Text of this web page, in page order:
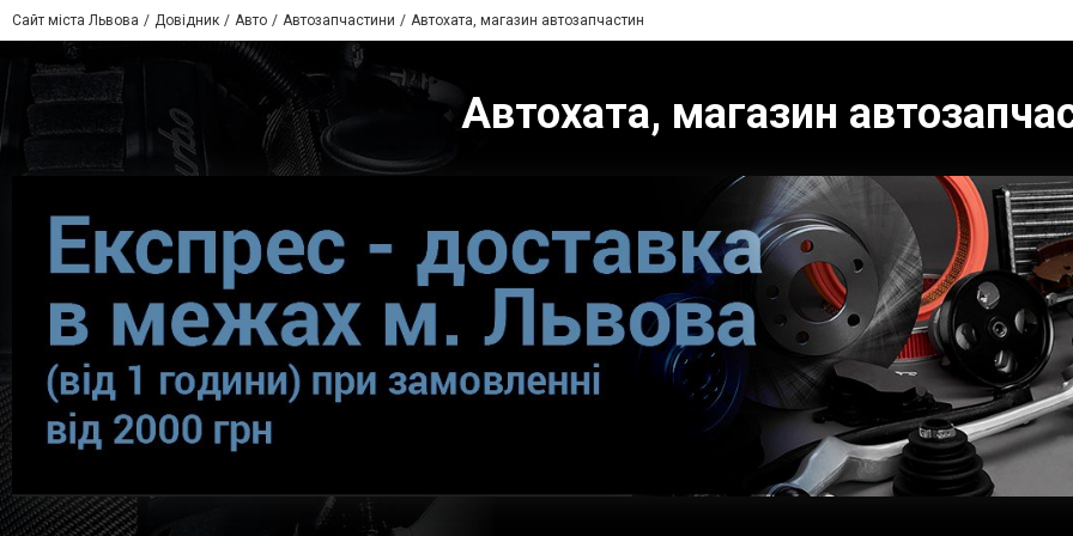
Сайт міста Львова Довідник Авто Автозапчастини Автохата, магазин автозапчастин
Автохата, магазин